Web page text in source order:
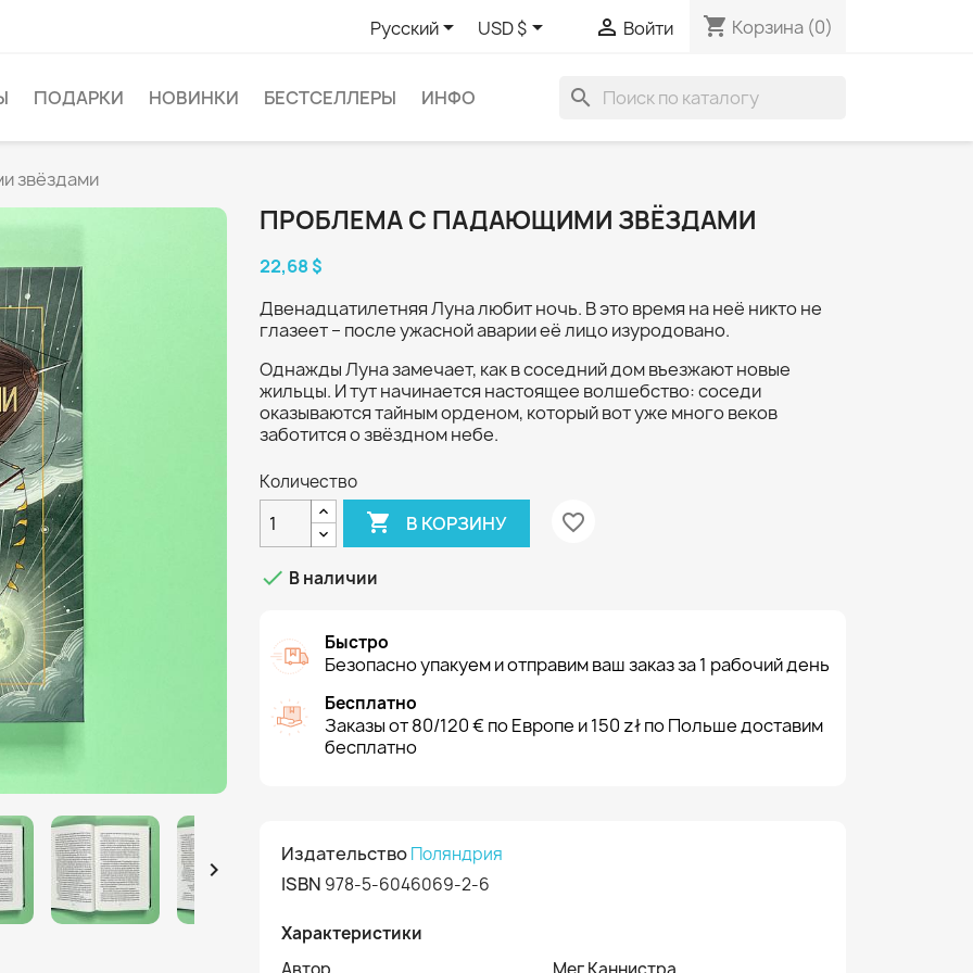
Русский USD $  Войти shopping_cart Корзина (0)
ПОДАРКИ НОВИНКИ БЕСТСЕЛЛЕРЫ ИНФО search
звёздами

ПРОБЛЕМА С ПАДАЮЩИМИ ЗВЁЗДАМИ
22,68 $
Двенадцатилетняя Луна любит ночь. В это время на неё никто не
глазеет – после ужасной аварии её лицо изуродовано.
Однажды Луна замечает, как в соседний дом въезжают новые
жильцы. И тут начинается настоящее волшебство: соседи
оказываются тайным орденом, который вот уже много веков
заботится о звёздном небе.
Количество
 В КОРЗИНУ favorite_border
 В наличии
Быстро
Безопасно упакуем и отправим ваш заказ за 1 рабочий день
Бесплатно
Заказы от 80/120 € по Европе и 150 zł по Польше доставим
бесплатно
ИздательствоПоляндрия
ISBN 978-5-6046069-2-6
Характеристики